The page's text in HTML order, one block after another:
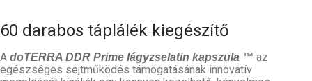
60 darabos táplálék kiegészítő
A doTERRA DDR Prime lágyzselatin kapszula ™ az
egészséges sejtműködés támogatásának innovatív